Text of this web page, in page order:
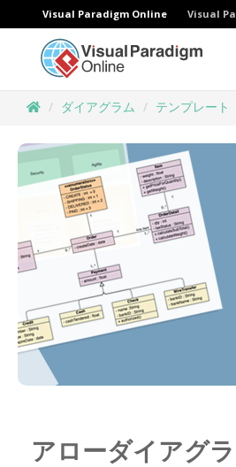
Visual Paradigm Online Visual
ダイアグラム テンプレート
アローダイアグ